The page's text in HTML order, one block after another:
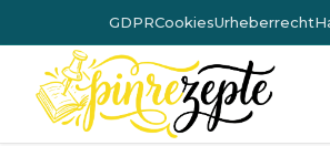
GDPRCookiesUrheberrecht